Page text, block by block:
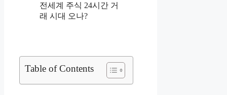
Table of Contents